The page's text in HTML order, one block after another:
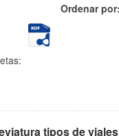
Ordenar por
tipos de viales